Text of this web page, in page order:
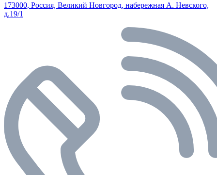
173000, Россия, Великий Новгород, набережная А. Невского,
д.19/1